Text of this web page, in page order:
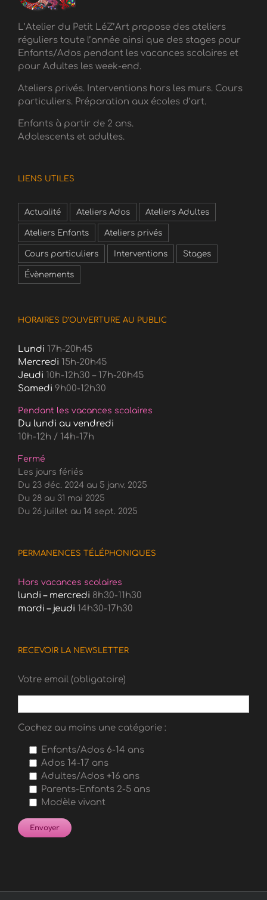
L’Atelier du Petit LéZ’Art propose des ateliers
réguliers toute l’année ainsi que des stages pour
Enfants/Ados pendant les vacances scolaires et
pour Adultes les week-end.
Ateliers privés. Interventions hors les murs. Cours
particuliers. Préparation aux écoles d’art.
Enfants à partir de 2 ans.
Adolescents et adultes.
LIENS UTILES
Actualité Ateliers Ados Ateliers Adultes
Ateliers Enfants Ateliers privés
Cours particuliers Interventions Stages
Évènements
HORAIRES D’OUVERTURE AU PUBLIC
Lundi 17h-20h45
Mercredi 15h-20h45
Jeudi 10h-12h30 – 17h-20h45
Samedi 9h00-12h30
Pendant les vacances scolaires
Du lundi au vendredi
10h-12h / 14h-17h
Fermé
Les jours fériés
Du 23 déc. 2024 au 5 janv. 2025
Du 28 au 31 mai 2025
Du 26 juillet au 14 sept. 2025
PERMANENCES TÉLÉPHONIQUES
Hors vacances scolaires
lundi – mercredi 8h30-11h30
mardi – jeudi 14h30-17h30
RECEVOIR LA NEWSLETTER
Votre email (obligatoire)
Cochez au moins une catégorie :
Enfants/Ados 6-14 ans
Ados 14-17 ans
Adultes/Ados +16 ans
Parents-Enfants 2-5 ans
Modèle vivant